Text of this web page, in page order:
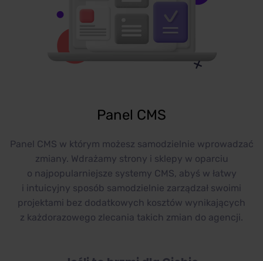
Panel CMS
Panel CMS w którym możesz samodzielnie wprowadzać
zmiany. Wdrażamy strony i sklepy w oparciu
o najpopularniejsze systemy CMS, abyś w łatwy
i intuicyjny sposób samodzielnie zarządzał swoimi
projektami bez dodatkowych kosztów wynikających
z każdorazowego zlecania takich zmian do agencji.